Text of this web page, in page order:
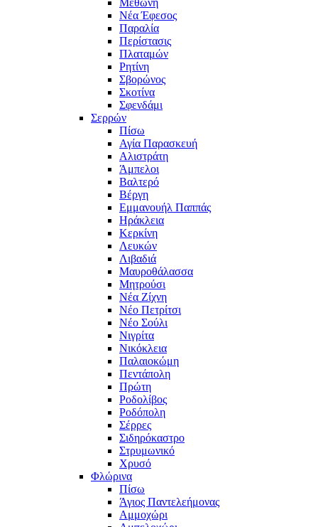
Νέα Έφεσος
Παραλία
Περίστασις
Πλαταμών
Ρητίνη
Σβορώνος
Σκοτίνα
Σφενδάμι
Σερρών
Πίσω
Αγία Παρασκευή
Αλιστράτη
Άμπελοι
Βαλτερό
Βέργη
Εμμανουήλ Παππάς
Ηράκλεια
Κερκίνη
Λευκών
Λιβαδιά
Μαυροθάλασσα
Μητρούσι
Νέα Ζίχνη
Νέο Πετρίτσι
Νέο Σούλι
Νιγρίτα
Νικόκλεια
Παλαιοκώμη
Πεντάπολη
Πρώτη
Ροδολίβος
Ροδόπολη
Σέρρες
Σιδηρόκαστρο
Στρυμωνικό
Χρυσό
Φλώρινα
Πίσω
Άγιος Παντελεήμονας
Αμμοχώρι